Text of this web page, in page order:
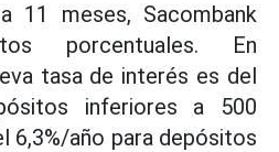
11 meses, Sacombank
porcentuales. En
tasa de interés es del
inferiores a 500
6,3%/año para depósitos